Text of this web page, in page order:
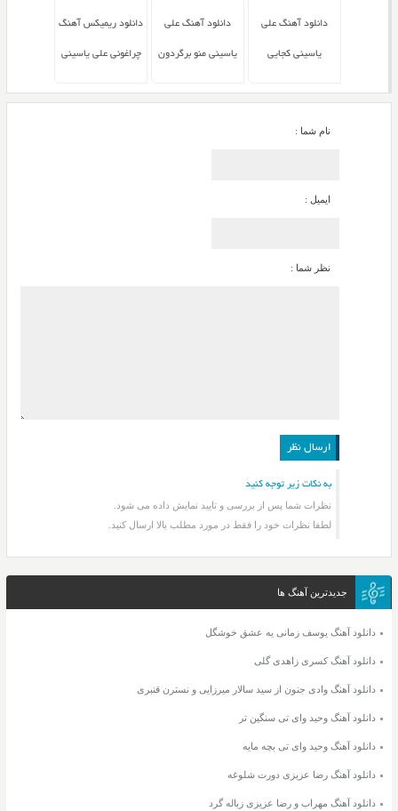
دانلود آهنگ علی
یاسینی کجایی
دانلود آهنگ علی
یاسینی منو برگردون
دانلود ریمیکس آهنگ
چراغونی علی یاسینی
نام شما :
ایمیل :
نظر شما :
به نکات زیر توجه کنید
نظرات شما پس از بررسی و تایید نمایش داده می شود.
لطفا نظرات خود را فقط در مورد مطلب بالا ارسال کنید.
جدیدترین آهنگ ها
دانلود آهنگ یوسف زمانی یه عشق خوشگل
دانلود آهنگ کسری زاهدی گلی
دانلود آهنگ وادی جنون از سید سالار میرزایی و نسترن قنبری
دانلود آهنگ وحید وای تی سنگین تر
دانلود آهنگ وحید وای تی بچه مایه
دانلود آهنگ رضا عزیزی دورت شلوغه
دانلود آهنگ مهراب و رضا عزیزی زباله گرد